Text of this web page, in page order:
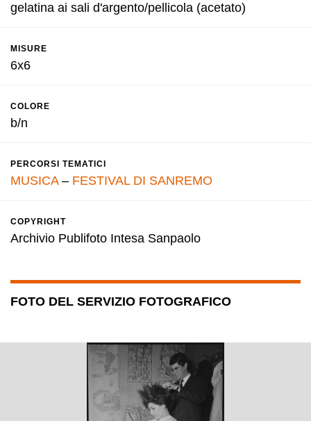
gelatina ai sali d'argento/pellicola (acetato)
MISURE
6x6
COLORE
b/n
PERCORSI TEMATICI
MUSICA– FESTIVAL DI SANREMO
COPYRIGHT
Archivio Publifoto Intesa Sanpaolo
FOTO DEL SERVIZIO FOTOGRAFICO